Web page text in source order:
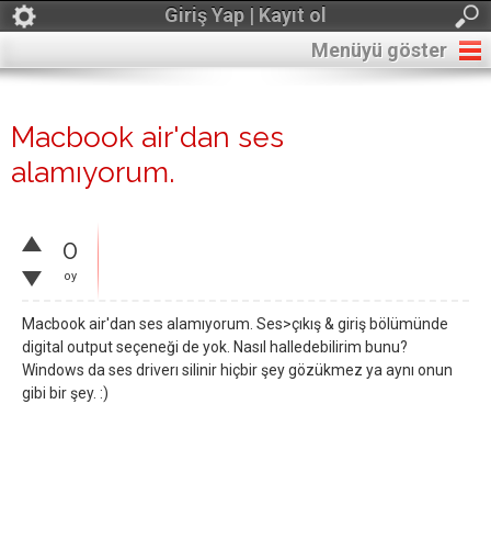
Giriş Yap | Kayıt ol
Menüyü göster
Macbook air'dan ses
alamıyorum.
0
oy
Macbook air'dan ses alamıyorum. Ses>çıkış & giriş bölümünde
digital output seçeneği de yok. Nasıl halledebilirim bunu?
Windows da ses driverı silinir hiçbir şey gözükmez ya aynı onun
gibi bir şey. :)